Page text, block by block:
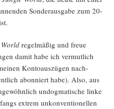
Son­der­aus­ga­be zum 20-
regel­mä­ßig und freue
damit habe ich ver­mut­lich
Kon­to­aus­zü­gen nach­
abon­niert habe). Also, aus
undog­ma­ti­sche lin­ke
extrem unkon­ven­tio­nel­len